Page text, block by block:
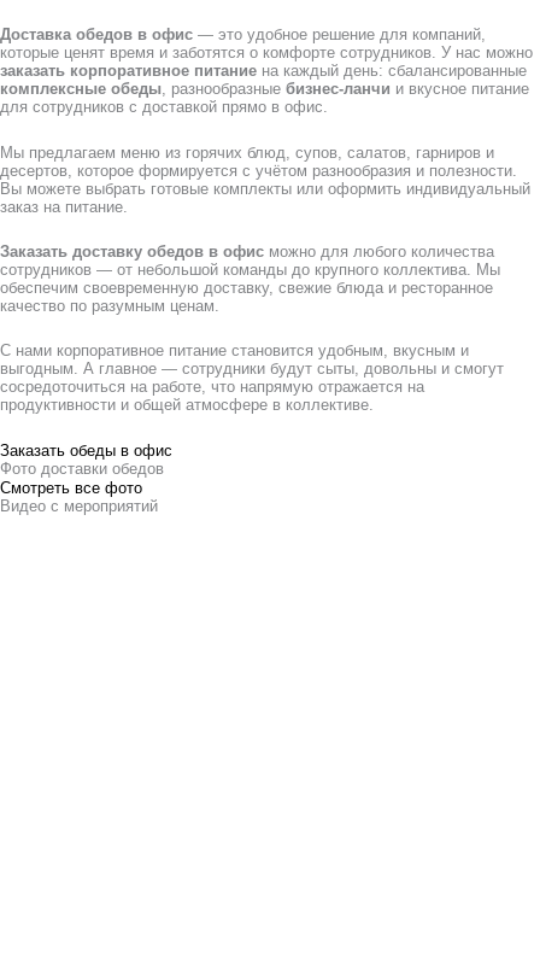
Доставка обедов в офис — это удобное решение для компаний,
которые ценят время и заботятся о комфорте сотрудников. У нас можно
заказать корпоративное питание на каждый день: сбалансированные
комплексные обеды, разнообразные бизнес-ланчи и вкусное питание
для сотрудников с доставкой прямо в офис.
Мы предлагаем меню из горячих блюд, супов, салатов, гарниров и
десертов, которое формируется с учётом разнообразия и полезности.
Вы можете выбрать готовые комплекты или оформить индивидуальный
заказ на питание.
Заказать доставку обедов в офис можно для любого количества
сотрудников — от небольшой команды до крупного коллектива. Мы
обеспечим своевременную доставку, свежие блюда и ресторанное
качество по разумным ценам.
С нами корпоративное питание становится удобным, вкусным и
выгодным. А главное — сотрудники будут сыты, довольны и смогут
сосредоточиться на работе, что напрямую отражается на
продуктивности и общей атмосфере в коллективе.
Заказать обеды в офис
Фото доставки обедов
Смотреть все фото
Видео с мероприятий